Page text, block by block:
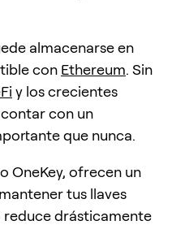
almacenarse en
con Ethereum. Sin
y los crecientes
con un
que nunca.
OneKey, ofrecen un
tus llaves
reduce drásticamente